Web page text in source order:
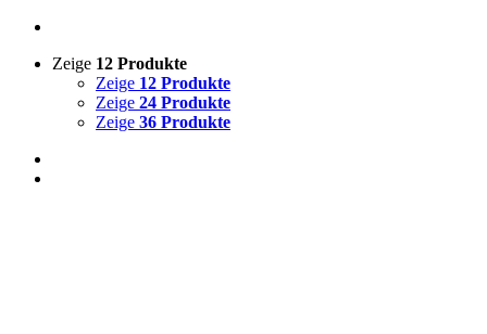
Zeige 12 Produkte
Zeige 12 Produkte
Zeige 24 Produkte
Zeige 36 Produkte